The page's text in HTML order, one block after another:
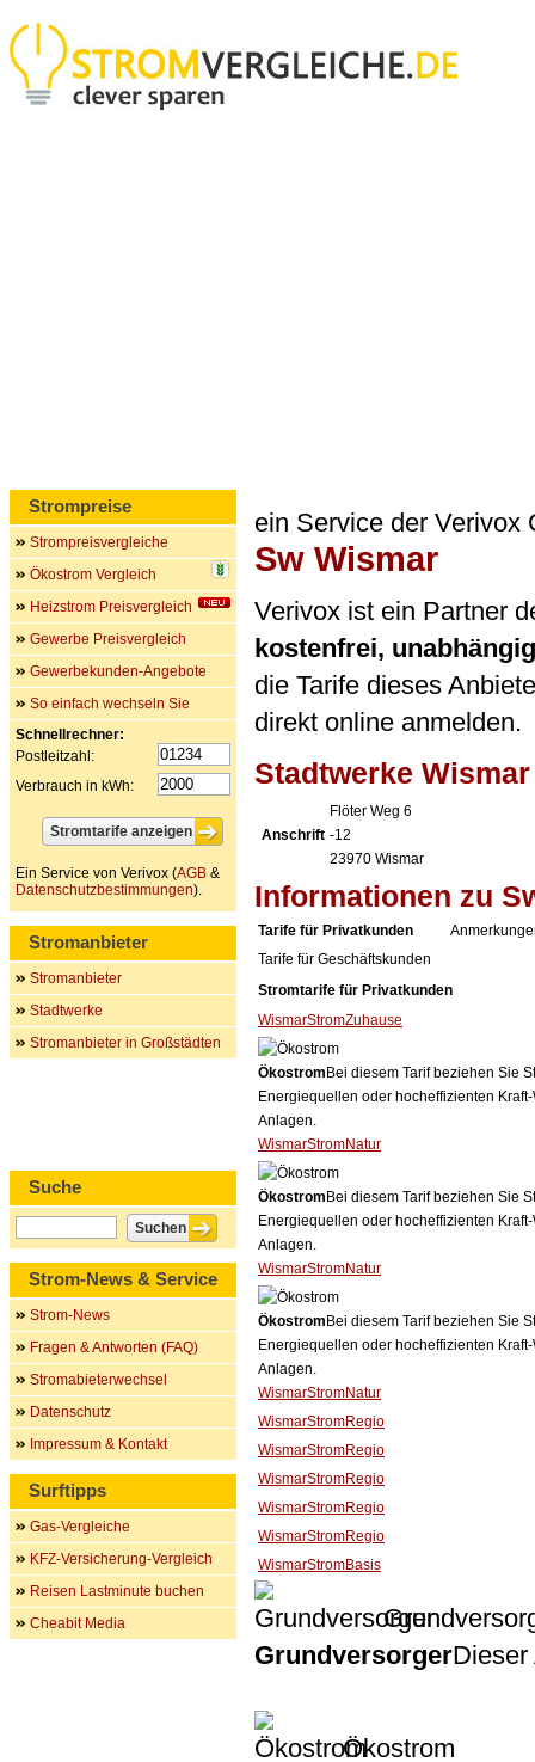
ein Service der Verivox
Sw Wismar
Verivox ist ein Partner
kostenfrei,
die Tarife dieses
direkt online anmelden.
Stadtwerke
Anschrift
Flöter Weg 6
-12
23970 Wismar
Informationen zu
Tarife für Privatkunden
Tarife für Geschäftskunden
Stromtarife für Privatkunden
WismarStromZuhause
Ökostrom Bei diesem Tarif beziehen Sie
Energiequellen oder hocheffizienten
Anlagen.
WismarStromNatur
Ökostrom Bei diesem Tarif beziehen Sie
Energiequellen oder hocheffizienten
Anlagen.
WismarStromNatur
Ökostrom Bei diesem Tarif beziehen Sie
Energiequellen oder hocheffizienten
Anlagen.
WismarStromNatur
WismarStromRegio
WismarStromRegio
WismarStromRegio
WismarStromRegio
WismarStromRegio
WismarStromBasis
GrundversorgerDieser
Ökostrom
Strompreise
Strompreisvergleiche
Ökostrom Vergleich
Heizstrom Preisvergleich
Gewerbe Preisvergleich
Gewerbekunden-Angebote
So einfach wechseln Sie
Schnellrechner:
Postleitzahl:
Verbrauch in kWh:
Ein Service von Verivox (AGB &
Datenschutzbestimmungen).
Stromanbieter
Stromanbieter
Stadtwerke
Stromanbieter in Großstädten
Suche
Strom-News & Service
Strom-News
Fragen & Antworten (FAQ)
Stromabieterwechsel
Datenschutz
Impressum & Kontakt
Surftipps
Gas-Vergleiche
KFZ-Versicherung-Vergleich
Reisen Lastminute buchen
Cheabit Media